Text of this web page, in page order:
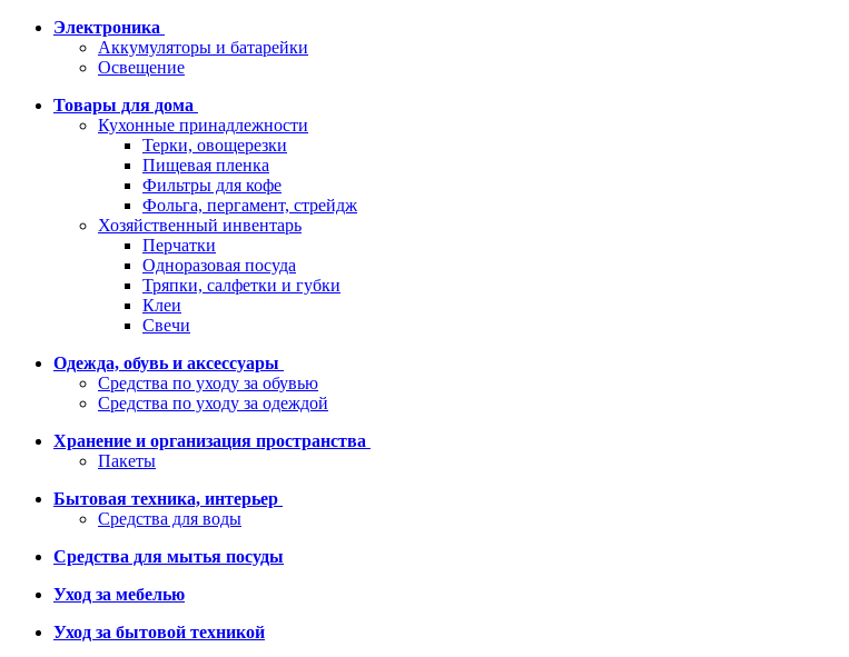
Электроника
Аккумуляторы и батарейки
Освещение
Товары для дома
Кухонные принадлежности
Терки, овощерезки
Пищевая пленка
Фильтры для кофе
Фольга, пергамент, стрейдж
Хозяйственный инвентарь
Перчатки
Одноразовая посуда
Тряпки, салфетки и губки
Клеи
Свечи
Одежда, обувь и аксессуары
Средства по уходу за обувью
Средства по уходу за одеждой
Хранение и организация пространства
Пакеты
Бытовая техника, интерьер
Средства для воды
Средства для мытья посуды
Уход за мебелью
Уход за бытовой техникой